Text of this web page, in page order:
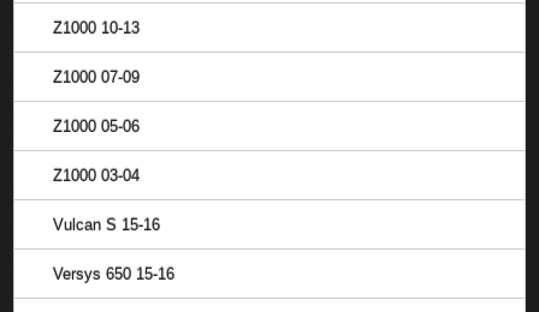
Z1000 10-13
Z1000 07-09
Z1000 05-06
Z1000 03-04
Vulcan S 15-16
Versys 650 15-16